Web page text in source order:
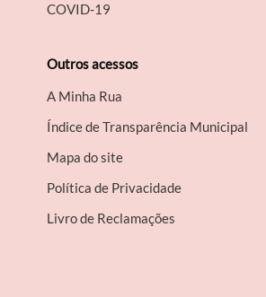
COVID-19
Outros acessos
A Minha Rua
Índice de Transparência Municipal
Mapa do site
Política de Privacidade
Livro de Reclamações